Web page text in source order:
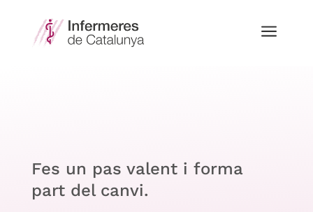
a
Fes un pas valent i forma
part del canvi.